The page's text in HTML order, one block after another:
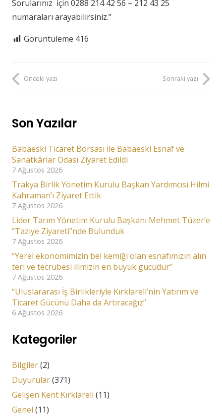
Sorularınız için 0288 214 42 56 – 212 43 25
numaraları arayabilirsiniz.”
Görüntüleme 416
Önceki yazı Sonraki yazı
Son Yazılar
Babaeski Ticaret Borsası ile Babaeski Esnaf ve
Sanatkârlar Odası Ziyaret Edildi
7 Ağustos 2026
Trakya Birlik Yönetim Kurulu Başkan Yardımcısı Hilmi
Kahraman’ı Ziyaret Ettik
7 Ağustos 2026
Lider Tarım Yönetim Kurulu Başkanı Mehmet Tüzer’e
“Taziye Ziyareti”nde Bulunduk
7 Ağustos 2026
“Yerel ekonomimizin bel kemiği olan esnafımızın alın
teri ve tecrübesi ilimizin en büyük gücüdür”
7 Ağustos 2026
“Uluslararası İş Birlikleriyle Kırklareli’nin Yatırım ve
Ticaret Gücünü Daha da Artıracağız”
6 Ağustos 2026
Kategoriler
Bilgiler(2)
Duyurular(371)
Gelişen Kent Kırklareli (11)
Genel (11)